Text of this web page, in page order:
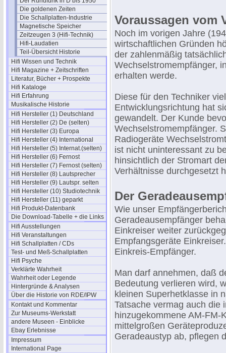
Die goldenen Zeiten
Die Schallplatten-Industrie
Magnetische Speicher
Zeitzeugen 3 (Hifi-Technik)
Hifi-Laudatien
Teil-Übersicht Historie
Hifi Wissen und Technik
Hifi Magazine + Zeitschriften
Literatur, Bücher + Prospekte
Hifi Kataloge
Hifi Erfahrung
Musikalische Historie
Hifi Hersteller (1) Deutschland
Hifi Hersteller (2) De (selten)
Hifi Hersteller (3) Europa
Hifi Hersteller (4) International
Hifi Hersteller (5) Internat.(selten)
Hifi Hersteller (6) Fernost
Hifi Hersteller (7) Fernost (selten)
Hifi Hersteller (8) Lautsprecher
Hifi Hersteller (9) Lautspr. selten
Hifi Hersteller (10) Studiotechnik
Hifi Hersteller (11) geparkt
Hifi Produkt-Datenbank
Die Download-Tabelle + die Links
Hifi Ausstellungen
Hifi Veranstaltungen
Hifi Schallplatten / CDs
Test- und Meß-Schallplatten
Hifi Psyche
Verklärte Wahrheit
Wahrheit oder Legende
Hintergründe & Analysen
Über die Historie von RDE/IPW
Kontakt und Kommentar
Zur Museums-Werkstatt
andere Museen - Einblicke
Ebay Erlebnisse
Impressum
International Page
Voraussagen vom
Noch im vorigen Jahre
wirtschaftlichen Gründen
der zahlenmäßig
Wechselstromempfänger,
erhalten werde.
Diese für den Techniker
Entwicklungsrichtung hat
gewandelt. Der Kunde
Wechselstromempfänger.
Radiogeräte
ist nicht uninteressant zu
hinsichtlich der Stromart
Verhältnisse durchgesetzt
Der
Wie unser
Geradeausempfänger
Einkreiser weiter
Empfangsgeräte
Einkreis-Empfänger.
Man darf annehmen, daß
Bedeutung verlieren wird,
kleinen Superhetklasse in
Tatsache vermag auch die
hinzugekommene AM-FM-
mittelgroßen
Geradeaustyp ab, pflegen